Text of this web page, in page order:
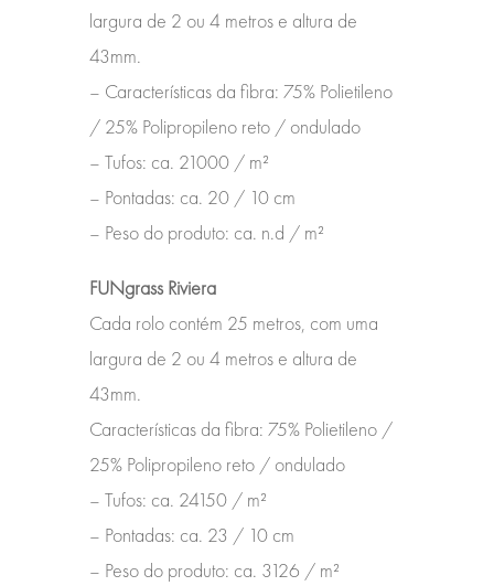
largura de 2 ou 4 metros e altura de
43mm.
– Características da fibra: 75% Polietileno
/ 25% Polipropileno reto / ondulado
– Tufos: ca. 21000 / m²
– Pontadas: ca. 20 / 10 cm
– Peso do produto: ca. n.d / m²
FUNgrass Riviera
Cada rolo contém 25 metros, com uma
largura de 2 ou 4 metros e altura de
43mm.
Características da fibra: 75% Polietileno /
25% Polipropileno reto / ondulado
– Tufos: ca. 24150 / m²
– Pontadas: ca. 23 / 10 cm
– Peso do produto: ca. 3126 / m²